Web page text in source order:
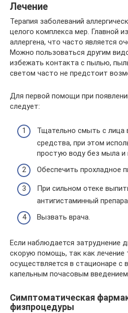
Лечение
Терапия заболеваний
целого комплекса мер. Главной
аллергена, что часто является
Можно пользоваться другим
избежать контакта с пылью,
светом часто не предстоит
Для первой помощи при
следует:
Тщательно смыть с лица
средства, при этом
простую воду без мыла и
Обеспечить прохладное
При сильном отеке
антигистаминный
Вызвать врача.
Если наблюдается затруднение
скорую помощь, так как лечение
осуществляется в стационаре с
капельным почасовым
Симптоматическая
физпроцедуры